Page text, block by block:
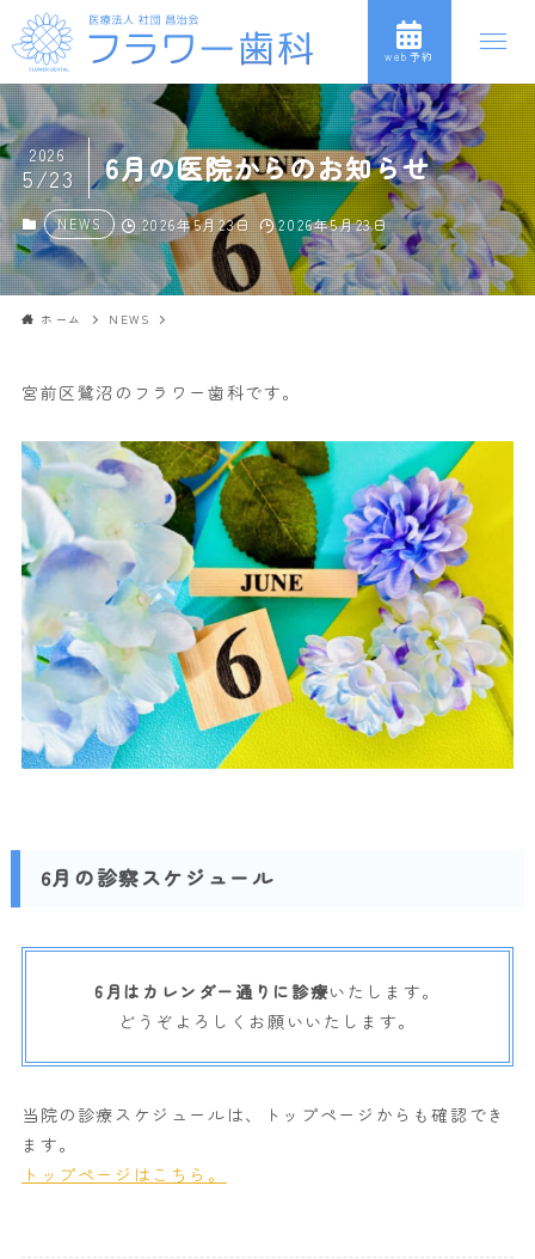
web予約
6月の医院からのお知らせ
2026
5/23
NEWS 2026年5月23日 2026年5月23日
ホーム NEWS
宮前区鷺沼のフラワー歯科です。
6月の診察スケジュール
6月はカレンダー通りに診療いたします。
どうぞよろしくお願いいたします。
当院の診療スケジュールは、トップページからも確認でき
ます。
トップページはこちら。